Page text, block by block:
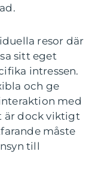
resor där
sitt eget
intressen.
och ge
med
är dock viktigt
måste
till